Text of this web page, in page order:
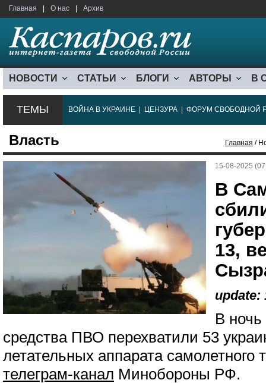
Главная О нас Архив
НОВОСТИ СТАТЬИ БЛОГИ АВТОРЫ В
ТЕМЫ ВОЙНА В УКРАИНЕ ЦЕНЗУРА ФОРУМ СВОБОДНОЙ
Власть Главная /
15-08-2025
В
13,
update:
В ночь
средства ПВО перехватили 53
летательных аппарата
телеграм-канал Минобороны РФ.